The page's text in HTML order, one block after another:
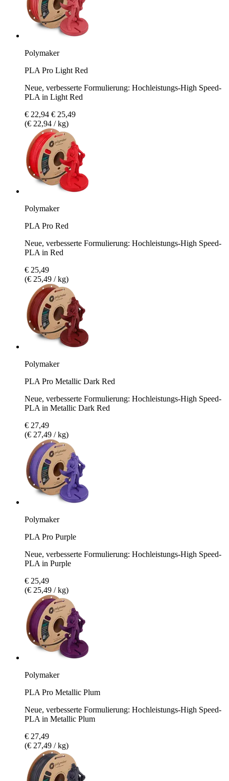
Polymaker
PLA Pro Light Red
Neue, verbesserte Formulierung: Hochleistungs-High Speed-
PLA in Light Red
€ 22,94 € 25,49
(€ 22,94 / kg)
Polymaker
PLA Pro Red
Neue, verbesserte Formulierung: Hochleistungs-High Speed-
PLA in Red
€ 25,49
(€ 25,49 / kg)
Polymaker
PLA Pro Metallic Dark Red
Neue, verbesserte Formulierung: Hochleistungs-High Speed-
PLA in Metallic Dark Red
€ 27,49
(€ 27,49 / kg)
Polymaker
PLA Pro Purple
Neue, verbesserte Formulierung: Hochleistungs-High Speed-
PLA in Purple
€ 25,49
(€ 25,49 / kg)
Polymaker
PLA Pro Metallic Plum
Neue, verbesserte Formulierung: Hochleistungs-High Speed-
PLA in Metallic Plum
€ 27,49
(€ 27,49 / kg)